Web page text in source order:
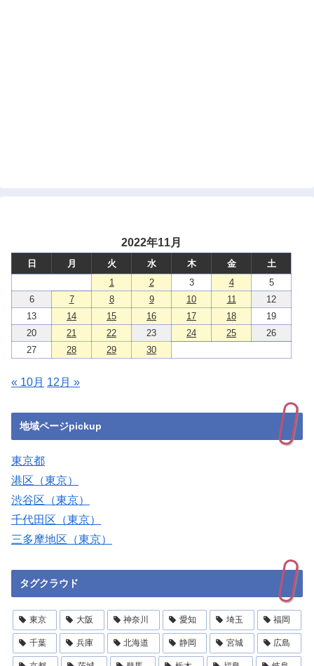
2022年11月
日 月 火 水 木 金
土
1
2 3 4
5
6
7 8 9 10 11
12
13
14 15 16 17 18
19
20
21 22 23 24 25
26
27
28 29 30
« 10月 12月 »
地域ページpickup
東京都
港区（東京）
渋谷区（東京）
千代田区（東京）
三多摩地区（東京）
タグクラウド
東京 大阪 神奈川 愛知 埼玉 福岡
千葉 兵庫 北海道 静岡 宮城 広島